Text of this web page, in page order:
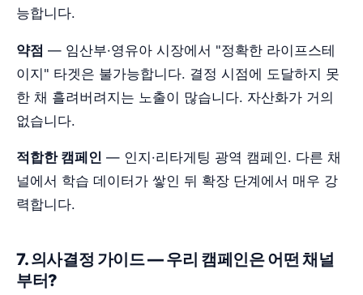
능합니다.
약점 — 임산부·영유아 시장에서 "정확한 라이프스테
이지" 타겟은 불가능합니다. 결정 시점에 도달하지 못
한 채 흘려버려지는 노출이 많습니다. 자산화가 거의
없습니다.
적합한 캠페인 — 인지·리타게팅 광역 캠페인. 다른 채
널에서 학습 데이터가 쌓인 뒤 확장 단계에서 매우 강
력합니다.
7. 의사결정 가이드 — 우리 캠페인은 어떤 채널
부터?